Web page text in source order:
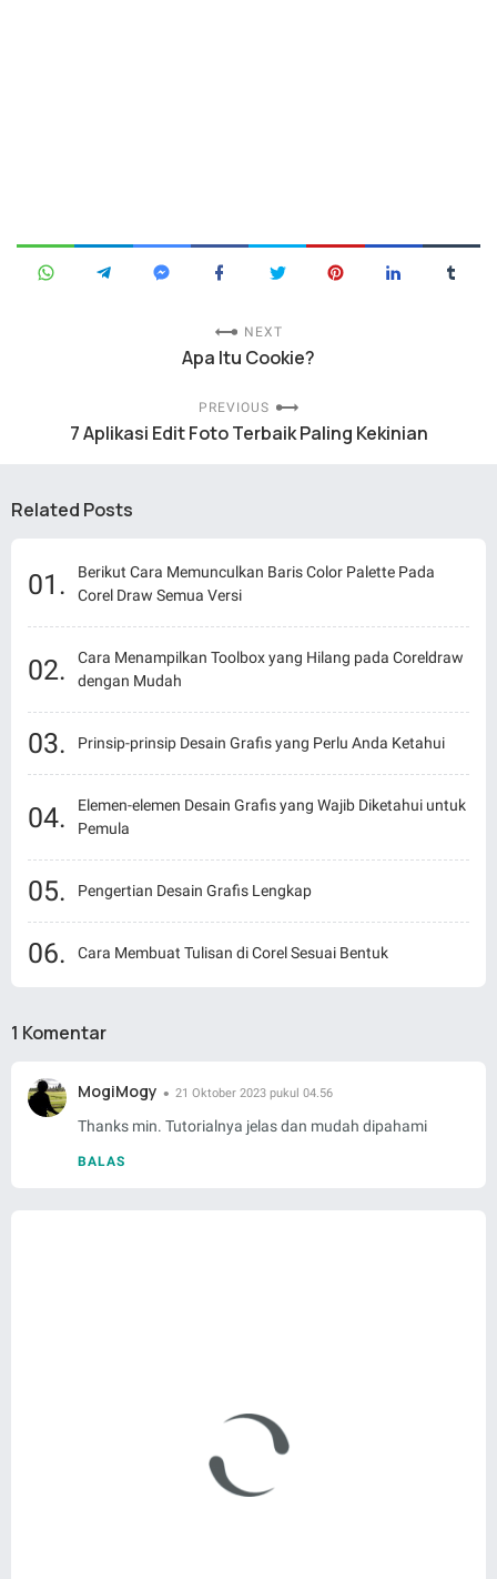
NEXT
Apa Itu Cookie?
PREVIOUS
7 Aplikasi Edit Foto Terbaik Paling Kekinian
Related Posts
Berikut Cara Memunculkan Baris Color Palette Pada
Corel Draw Semua Versi
Cara Menampilkan Toolbox yang Hilang pada Coreldraw
dengan Mudah
Prinsip-prinsip Desain Grafis yang Perlu Anda Ketahui
Elemen-elemen Desain Grafis yang Wajib Diketahui untuk
Pemula
Pengertian Desain Grafis Lengkap
Cara Membuat Tulisan di Corel Sesuai Bentuk
1 Komentar
MogiMogy 21 Oktober 2023 pukul 04.56
Thanks min. Tutorialnya jelas dan mudah dipahami
BALAS